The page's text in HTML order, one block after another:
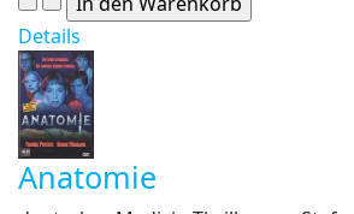
Details
Anatomie